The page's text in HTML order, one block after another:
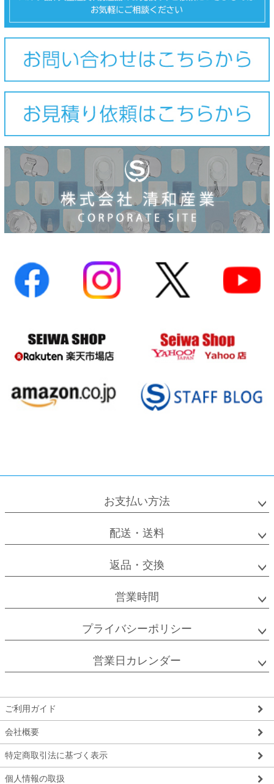
お支払い方法
配送・送料
返品・交換
営業時間
プライバシーポリシー
営業日カレンダー
ご利用ガイド
会社概要
特定商取引法に基づく表示
個人情報の取扱